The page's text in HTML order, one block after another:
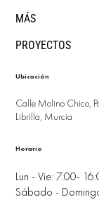
MÁS
PROYECTOS
Ubicación
Calle Molino Chico,
Librilla, Murcia
Lun - Vie: 7:00-
Sábado -
Horario